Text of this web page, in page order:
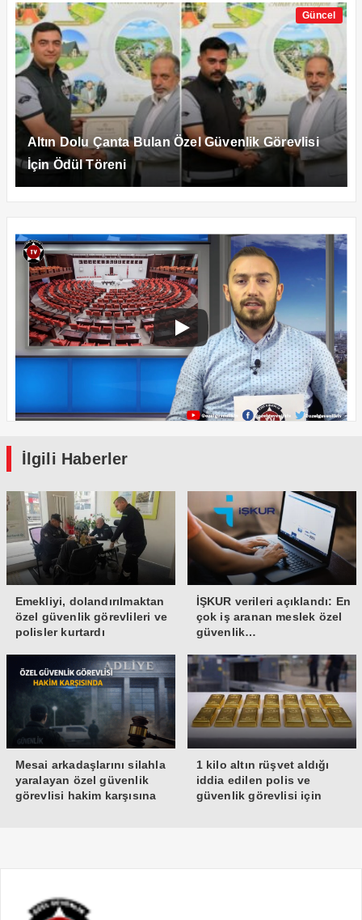
Güncel
Altın Dolu Çanta Bulan Özel Güvenlik Görevlisi
İçin Ödül Töreni
İlgili Haberler
Emekliyi, dolandırılmaktan
özel güvenlik görevlileri ve
polisler kurtardı
İŞKUR verileri açıklandı: En
çok iş aranan meslek özel
güvenlik…
Mesai arkadaşlarını silahla
yaralayan özel güvenlik
görevlisi hakim karşısına
1 kilo altın rüşvet aldığı
iddia edilen polis ve
güvenlik görevlisi için